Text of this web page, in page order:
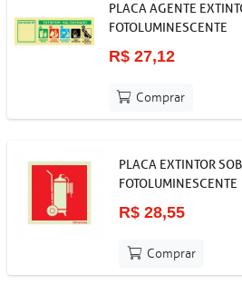
PLACA AGENTE
FOTOLUMINESCENTE
R$ 27,12
Comprar
PLACA EXTINTOR
FOTOLUMINESCENTE
R$ 28,55
Comprar